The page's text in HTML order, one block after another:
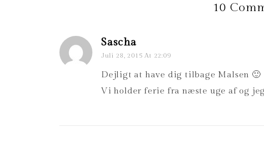
10
Sascha
Juli 28, 2015 At 22:09
Dejligt at have dig tilbage Malsen 🙂
Vi holder ferie fra næste uge af og